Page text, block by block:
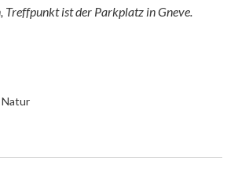
Treffpunkt ist der Parkplatz in Gneve.
Natur